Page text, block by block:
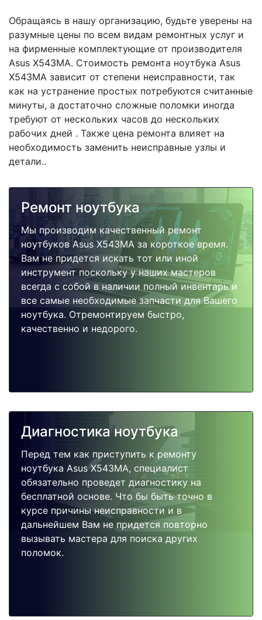
Обращаясь в нашу организацию, будьте уверены на
разумные цены по всем видам ремонтных услуг и
на фирменные комплектующие от производителя
Asus X543MA. Стоимость ремонта ноутбука Asus
X543MA зависит от степени неисправности, так
как на устранение простых потребуются считанные
минуты, а достаточно сложные поломки иногда
требуют от нескольких часов до нескольких
рабочих дней . Также цена ремонта влияет на
необходимость заменить неисправные узлы и
детали..
Ремонт ноутбука
Мы производим качественный ремонт
ноутбуков Asus X543MA за короткое время.
Вам не придется искать тот или иной
инструмент поскольку у наших мастеров
всегда с собой в наличии полный инвентарь и
все самые необходимые запчасти для Вашего
ноутбука. Отремонтируем быстро,
качественно и недорого.
Диагностика ноутбука
Перед тем как приступить к ремонту
ноутбука Asus X543MA, специалист
обязательно проведет диагностику на
бесплатной основе. Что бы быть точно в
курсе причины неисправности и в
дальнейшем Вам не придется повторно
вызывать мастера для поиска других
поломок.